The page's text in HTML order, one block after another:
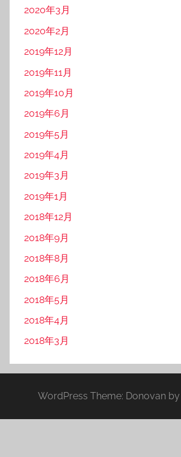
2020年3月
2020年2月
2019年12月
2019年11月
2019年10月
2019年6月
2019年5月
2019年4月
2019年3月
2019年1月
2018年12月
2018年9月
2018年8月
2018年6月
2018年5月
2018年4月
2018年3月
WordPress Theme: Donovan